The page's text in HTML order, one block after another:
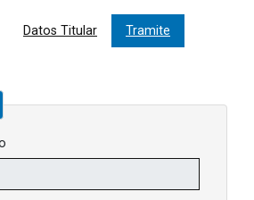
Datos Titular Tramite